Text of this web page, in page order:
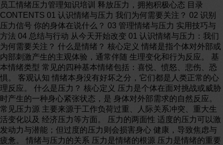
员工情绪压力管理知识培训 释放压力，拥抱积极心态 目录
CONTENTS 01 认识情绪与压力 我们为何需要关注？ 02 识别
压力信号 你的身体在说什么？ 03 管理情绪与压力 实用技巧与
方法 04 总结与行动 从今天开始改变 01 认识情绪与压力：我们
为何需要关注？ 什么是情绪？ 核心定义 情绪是指个体对外部或
内部刺激产生的主观体验，通常伴随 生理变化和行为反应。 基
本情绪类型 常见的四种基本情绪包括：喜悦、愤怒、悲伤、恐
惧。 客观认知 情绪本身没有好坏之分，它们都是人类正常的心
理反应。 什么是压力？ 核心定义 压力是个体在面对挑战或威胁
时产生的一种身心紧张状态，是 身体对外部需求的自然反应。
常见压力源 主要来源于工作负荷过重、人际关系冲突、重大生
活变化以及 经济压力等方面。 压力的两面性 适度的压力可以激
发动力与潜能；但过度的压力则会损害身心 健康，导致焦虑与
疲惫。 情绪与压力的关系 压力是情绪的根源 压力是情绪的重要